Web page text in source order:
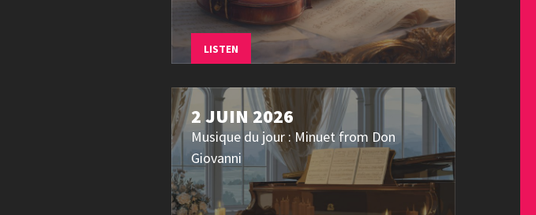
LISTEN
2 JUIN 2026
Musique du jour : Minuet from Don
Giovanni